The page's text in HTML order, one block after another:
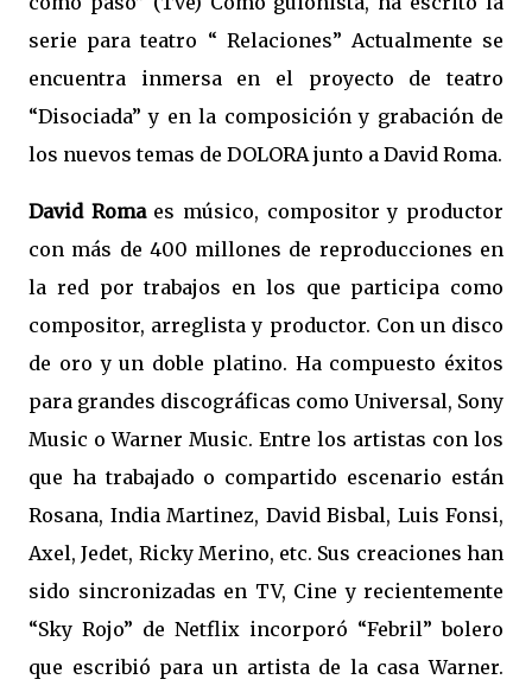
serie para teatro “ Relaciones” Actualmente se
encuentra inmersa en el proyecto de teatro
“Disociada” y en la composición y grabación de
los nuevos temas de DOLORA junto a David Roma.
David Romaes músico, compositor y productor
con más de 400 millones de reproducciones en
la red por trabajos en los que participa como
compositor, arreglista y productor. Con un disco
de oro y un doble platino. Ha compuesto éxitos
para grandes discográficas como Universal, Sony
Music o Warner Music. Entre los artistas con los
que ha trabajado o compartido escenario están
Rosana, India Martinez, David Bisbal, Luis Fonsi,
Axel, Jedet, Ricky Merino, etc. Sus creaciones han
sido sincronizadas en TV, Cine y recientemente
“Sky Rojo” de Netflix incorporó “Febril” bolero
que escribió para un artista de la casa Warner.